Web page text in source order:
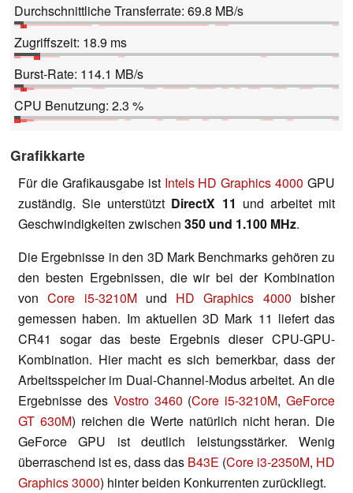
Durchschnittliche Transferrate: 69.8 MB/s
Zugriffszeit: 18.9 ms
Burst-Rate: 114.1 MB/s
CPU Benutzung: 2.3 %
Grafikkarte
Für die Grafikausgabe ist Intels HD Graphics 4000 GPU
zuständig. Sie unterstützt DirectX 11 und arbeitet mit
Geschwindigkeiten zwischen 350 und 1.100 MHz.
Die Ergebnisse in den 3D Mark Benchmarks gehören zu
den besten Ergebnissen, die wir bei der Kombination
vonCore i5-3210Mund HD Graphics 4000 bisher
gemessen haben. Im aktuellen 3D Mark 11 liefert das
CR41 sogar das beste Ergebnis dieser CPU-GPU-
Kombination. Hier macht es sich bemerkbar, dass der
Arbeitsspeicher im Dual-Channel-Modus arbeitet. An die
Ergebnisse des Vostro 3460 (Core i5-3210M,GeForce
GT 630M) reichen die Werte natürlich nicht heran. Die
GeForce GPU ist deutlich leistungsstärker. Wenig
überraschend ist es, dass das B43E (Core i3-2350M, HD
Graphics 3000) hinter beiden Konkurrenten zurückliegt.